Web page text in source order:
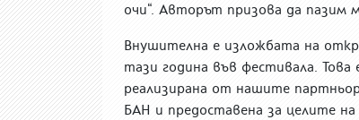
очи“. Авторът призова да пазим
Внушителна е изложбата на
тази година във фестивала.
реализирана от нашите
БАН и предоставена за целите